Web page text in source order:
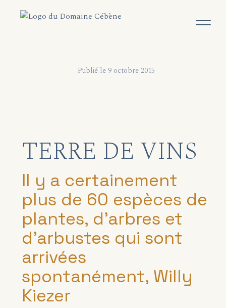
Publié le 9 octobre 2015
TERRE DE VINS
Il y a certainement
plus de 60 espèces de
plantes, d’arbres et
d’arbustes qui sont
arrivées
spontanément, Willy
Kiezer